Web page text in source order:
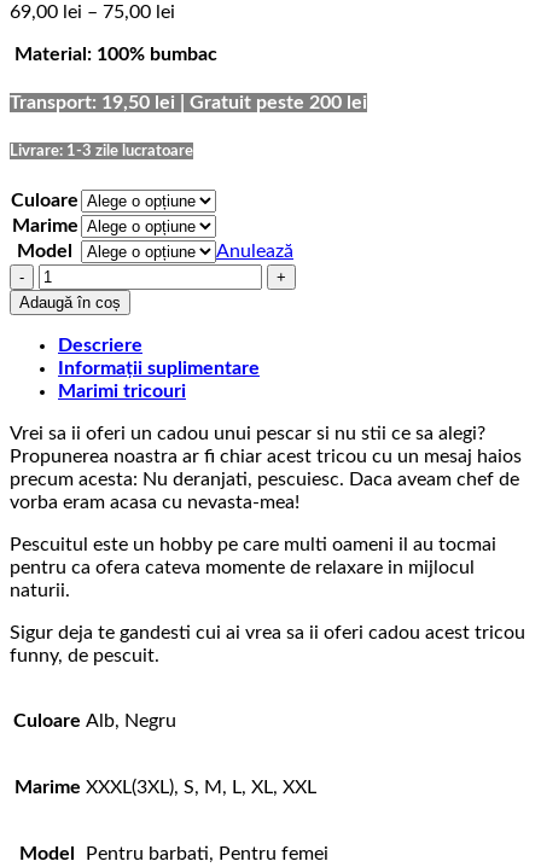
69,00 lei – 75,00 lei
prețuri:
până
75,00 lei
Material: 100% bumbac
Transport: 19,50 lei | Gratuit peste 200 lei
Livrare: 1-3 zile lucratoare
Culoare
Marime
Model
Anulează
Cantitate
Tricou
Pescari
Nu
Deranjati
Adaugă în coș
Descriere
Informații suplimentare
Marimi tricouri
Vrei sa ii oferi un cadou unui pescar si nu stii ce sa alegi?
Propunerea noastra ar fi chiar acest tricou cu un mesaj haios
precum acesta: Nu deranjati, pescuiesc. Daca aveam chef de
vorba eram acasa cu nevasta-mea!
Pescuitul este un hobby pe care multi oameni il au tocmai
pentru ca ofera cateva momente de relaxare in mijlocul
naturii.
Sigur deja te gandesti cui ai vrea sa ii oferi cadou acest tricou
funny, de pescuit.
Culoare Alb, Negru
Marime XXXL(3XL), S, M, L, XL, XXL
Model Pentru barbati, Pentru femei